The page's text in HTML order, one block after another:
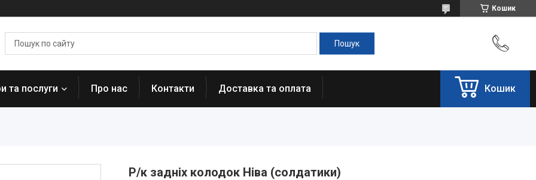
Кошик
та послуги Про нас Контакти Доставка та оплата Кошик
Р/к задніх колодок Ніва (солдатики)